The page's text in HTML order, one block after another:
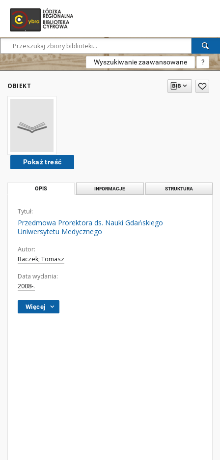
Wyszukiwanie zaawansowane ?
OBIEKT
Pokaż treść
OPIS INFORMACJE STRUKTURA
Tytuł:
Przedmowa Prorektora ds. Nauki Gdańskiego
Uniwersytetu Medycznego
Autor:
Baczek; Tomasz
Data wydania:
2008-.
Więcej